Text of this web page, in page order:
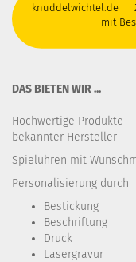
knuddelwichtel.de
mit
DAS BIETEN WIR ...
Hochwertige Produkte
bekannter Hersteller
Spieluhren mit
Personalisierung durch
Bestickung​
Beschriftung
Druck
Lasergravur